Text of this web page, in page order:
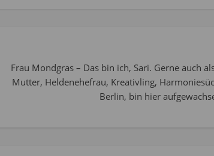
Frau Mondgras – Das bin ich, Sari. Gerne auch
Mutter, Heldenehefrau, Kreativling,
Berlin, bin hier